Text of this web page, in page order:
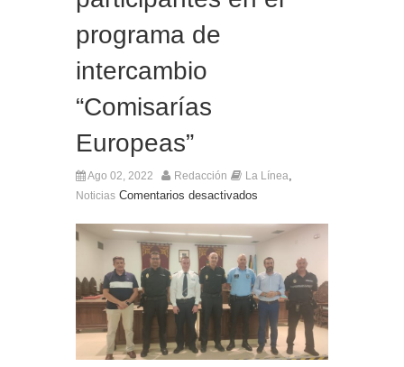
El Ministro Principal da la bienvenida a la nueva
Ministra británica para los Territorios de Ultramar
programa de
intercambio
“Comisarías
Europeas”
Ago 02, 2022 Redacción La Línea,
Noticias Comentarios desactivados